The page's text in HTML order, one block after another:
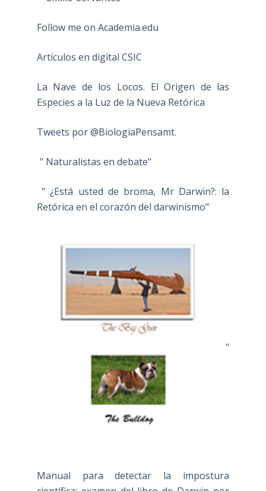
Follow me on Academia.edu
Artículos en digital CSIC
La Nave de los Locos. El Origen de las
Especies a la Luz de la Nueva Retórica
Tweets por @BiologiaPensamt.
" Naturalistas en debate"
" ¿Está usted de broma, Mr Darwin?: la
Retórica en el corazón del darwinismo"
"
Manual para detectar la impostura